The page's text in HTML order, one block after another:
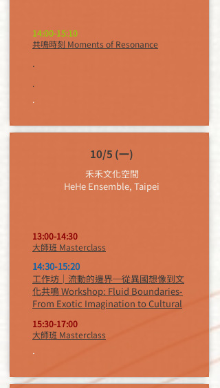
14:00-15:10
共鳴時刻 Moments of Resonance
.
.
.
10/5 (一)
禾禾文化空間
HeHe Ensemble, Taipei
13:00-14:30
大師班 Masterclass
14:30-15:20
工作坊│流動的邊界─從異國想像到文
化共鳴 Workshop: Fluid Boundaries-
From Exotic Imagination to Cultural
15:30-17:00
大師班 Masterclass
.